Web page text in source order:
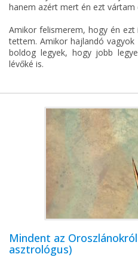
hanem azért mert én ezt vártam
Amikor felismerem, hogy én
tettem. Amikor hajlandó
boldog legyek, hogy jobb
lévőké is.
Mindent az
asztrológus)